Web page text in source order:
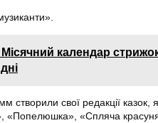
Місячний календар
створили свої редакції
«Попелюшка», «Спляча